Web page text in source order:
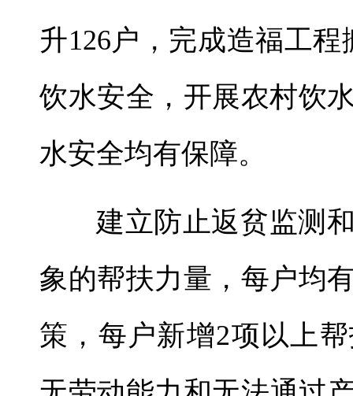
升126户，完成造福工程
饮水安全，开展农村饮
水安全均有保障。
建立防止返贫监测
象的帮扶力量，每户均
策，每户新增2项以上